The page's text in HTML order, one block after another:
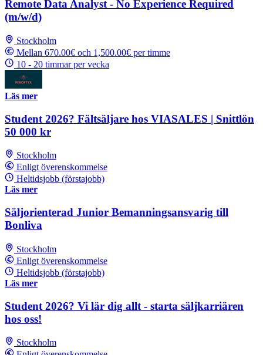
Remote Data Analyst - No Experience Required
(m/w/d)
Stockholm
Mellan 670.00€ och 1,500.00€ per timme
10 - 20 timmar per vecka
Läs mer
Student 2026? Fältsäljare hos VIASALES | Snittlön
50 000 kr
Stockholm
Enligt överenskommelse
Heltidsjobb (förstajobb)
Läs mer
Säljorienterad Junior Bemanningsansvarig till
Bonliva
Stockholm
Enligt överenskommelse
Heltidsjobb (förstajobb)
Läs mer
Student 2026? Vi lär dig allt - starta säljkarriären
hos oss!
Stockholm